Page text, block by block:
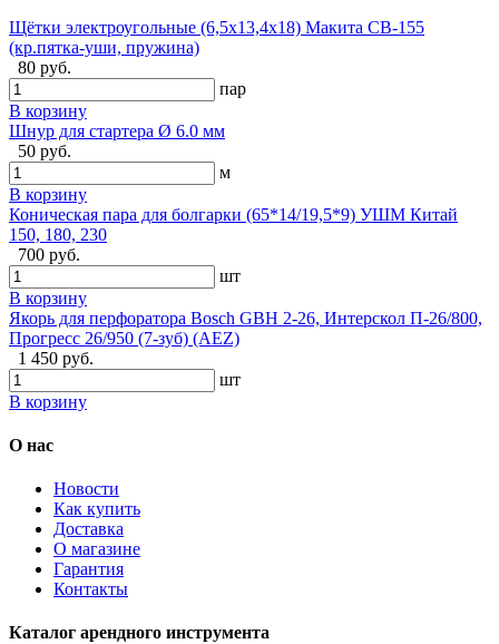
Щётки электроугольные (6,5х13,4х18) Макита CB-155
(кр.пятка-уши, пружина)
80 руб.
пар
В корзину
Шнур для стартера Ø 6.0 мм
50 руб.
м
В корзину
Коническая пара для болгарки (65*14/19,5*9) УШМ Китай
150, 180, 230
700 руб.
шт
В корзину
Якорь для перфоратора Bosch GBH 2-26, Интерскол П-26/800,
Прогресс 26/950 (7-зуб) (AEZ)
1 450 руб.
шт
В корзину
О нас
Новости
Как купить
Доставка
О магазине
Гарантия
Контакты
Каталог арендного инструмента